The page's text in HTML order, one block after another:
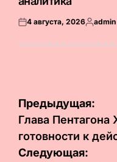
Опубликовано
4 августа, 2026Запись
admin
Навигация
по
записям
Предыдущая:
Глава Пентагона
готовности к
Следующая: